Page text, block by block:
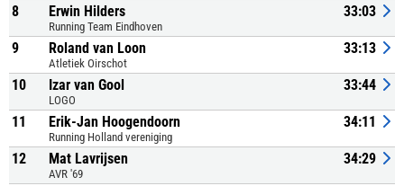
8 Erwin Hilders
Running Team Eindhoven
33:03
9 Roland van Loon
Atletiek Oirschot
33:13
10 Izar van Gool
LOGO
33:44
11 Erik-Jan Hoogendoorn
Running Holland vereniging
34:11
12 Mat Lavrijsen
AVR '69
34:29